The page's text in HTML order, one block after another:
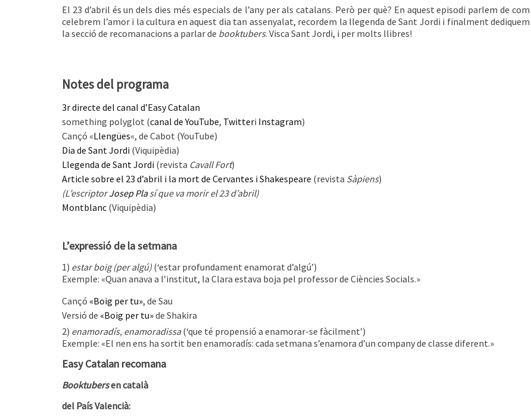
El 23 d’abril és un dels dies més especials de l’any per als catalans. Però per què? En aquest episodi parlem de com
celebrem l’amor i la cultura en aquest dia tan assenyalat, recordem la llegenda de Sant Jordi i finalment dediquem
la secció de recomanacions a parlar de booktubers. Visca Sant Jordi, i per molts llibres!
Notes del programa
3r directe del canal d’Easy Catalan
something polyglot (canal de YouTube, Twitteri Instagram)
Cançó «Llengües«, de Cabot (YouTube)
Dia de Sant Jordi (Viquipèdia)
Llegenda de Sant Jordi (revista Cavall Fort)
Article sobre el 23 d’abril i la mort de Cervantes i Shakespeare (revista Sàpiens)
(L’escriptorJosep Plasí que va morir el 23 d’abril)
Montblanc (Viquipèdia)
L’expressió de la setmana
1) estar boig (per algú) (‘estar profundament enamorat d’algú’)
Exemple: «Quan anava a l’institut, la Clara estava boja pel professor de Ciències Socials.»
Cançó «Boig per tu», de Sau
Versió de «Boig per tu»de Shakira
2) enamoradís, enamoradissa(‘que té propensió a enamorar-se fàcilment’)
Exemple: «El nen ens ha sortit ben enamoradís: cada setmana s’enamora d’un company de classe diferent.»
Easy Catalan recomana
Booktubersen català
del País Valencià: